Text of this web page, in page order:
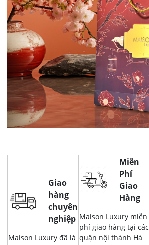
Giao
hàng
chuyên
nghiệp
Maison Luxury đã là
Miễn
Phí
Giao
Hàng
Maison Luxury miễn
phí giao hàng tại các
quận nội thành Hà